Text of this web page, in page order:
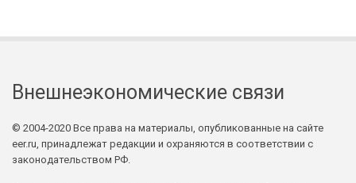
Внешнеэкономические связи
© 2004-2020 Все права на материалы, опубликованные на сайте
eer.ru, принадлежат редакции и охраняются в соответствии с
законодательством РФ.